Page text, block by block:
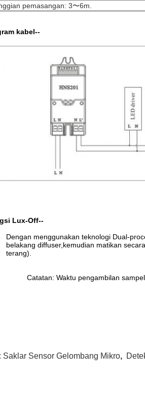
pemasangan: 3〜6m.
kabel--
Lux-Off--
Dengan menggunakan teknologi Dual-
belakang diffuser,kemudian matikan
terang).
Catatan: Waktu pengambilan
Saklar Sensor Gelombang Mikro,